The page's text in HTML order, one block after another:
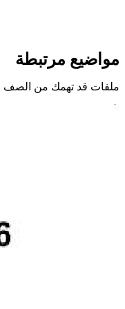
مواضيع مرتبطة
ملفات قد تهمك من الصف